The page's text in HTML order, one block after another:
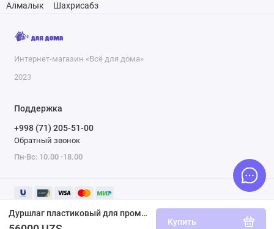
Дуршлаг пластиковый для промывки продуктов Marmiton бежевый 17350
Купить
Алмалык
Шахрисабз
Интернет-магазин «Всё для дома»
2023
Поддержка
+998 (71) 205-51-00
Обратный звонок
Пн-Вс: 10.00 -18.00